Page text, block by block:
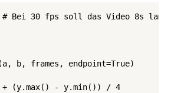
# Bei 30 fps soll das Video 8s lang
b, frames, endpoint=True)
+ (y.max() - y.min()) / 4